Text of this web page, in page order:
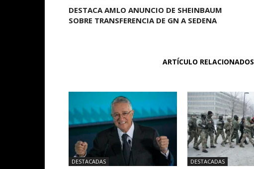
DESTACA AMLO ANUNCIO DE SHEINBAUM
SOBRE TRANSFERENCIA DE GN A SEDENA
ARTÍCULO RELACIONADOS
DESTACADAS DESTACADAS